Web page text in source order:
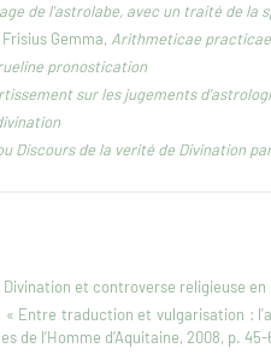
de l'astrolabe, avec un traité de la
Gemma, Arithmeticae
pronostication
sur les jugements
Discours de la verité de Divination
Divination et controverse religieuse en
« Entre traduction et vulgarisation :
de l’Homme d’Aquitaine, 2008, p. 45-